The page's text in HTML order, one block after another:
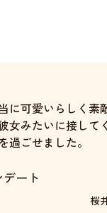
に可愛いらしく素
女みたいに接して
過ごせました。
ート
桜